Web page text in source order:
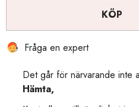
KÖP
Fråga en expert
Det går för närvarande inte
Hämta,